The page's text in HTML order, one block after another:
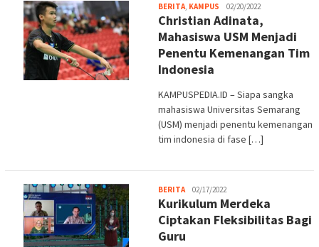
BERITA, KAMPUS admin
02/20/2022
Christian Adinata,
Mahasiswa USM Menjadi
Penentu Kemenangan Tim
Indonesia
KAMPUSPEDIA.ID – Siapa sangka
mahasiswa Universitas Semarang
(USM) menjadi penentu kemenangan
tim indonesia di fase […]
BERITAMelani
02/17/2022
Kurikulum Merdeka
Ciptakan Fleksibilitas Bagi
Guru